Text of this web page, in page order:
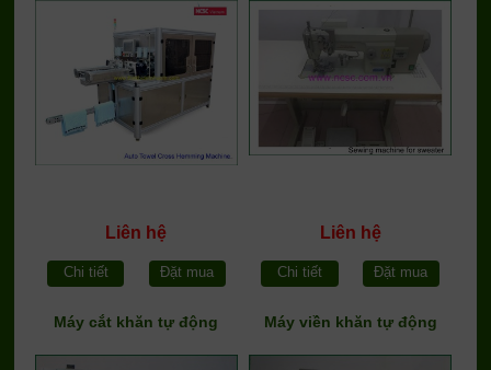
Liên hệ
Chi tiết Đặt mua
Liên hệ
Chi tiết Đặt mua
Máy cắt khăn tự động Máy viền khăn tự động